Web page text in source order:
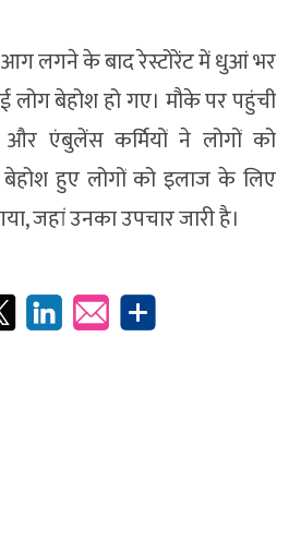
आग लगने के बाद रेस्टोरेंट में धुआं भर
बेहोश हो गए। मौके पर पहुंची
एंबुलेंस कर्मियों ने लोगों को
बेहोश हुए लोगों को इलाज के लिए
जहां उनका उपचार जारी है।